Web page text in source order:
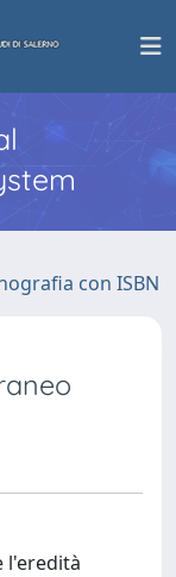
con ISBN
l'eredità